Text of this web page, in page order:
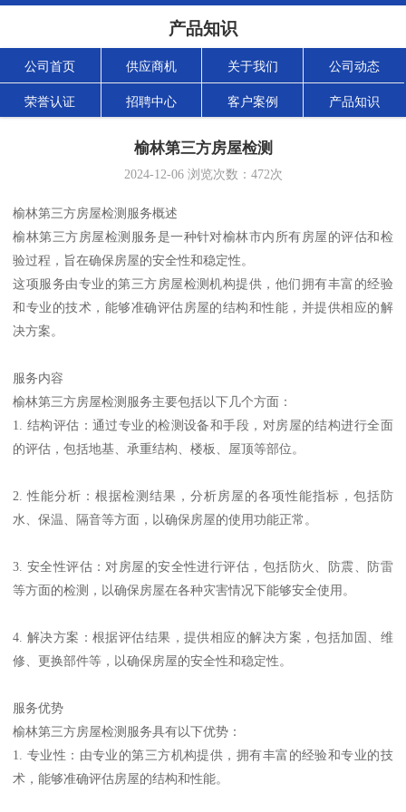
产品知识
公司首页 供应商机 关于我们 公司动态
荣誉认证 招聘中心 客户案例 产品知识
榆林第三方房屋检测
2024-12-06浏览次数： 472次
榆林第三方房屋检测服务概述
榆林第三方房屋检测服务是一种针对榆林市内所有房屋的评估和检
验过程，旨在确保房屋的安全性和稳定性。
这项服务由专业的第三方房屋检测机构提供，他们拥有丰富的经验
和专业的技术，能够准确评估房屋的结构和性能，并提供相应的解
决方案。
服务内容
榆林第三方房屋检测服务主要包括以下几个方面：
1. 结构评估：通过专业的检测设备和手段，对房屋的结构进行全面
的评估，包括地基、承重结构、楼板、屋顶等部位。
2. 性能分析：根据检测结果，分析房屋的各项性能指标，包括防
水、保温、隔音等方面，以确保房屋的使用功能正常。
3. 安全性评估：对房屋的安全性进行评估，包括防火、防震、防雷
等方面的检测，以确保房屋在各种灾害情况下能够安全使用。
4. 解决方案：根据评估结果，提供相应的解决方案，包括加固、维
修、更换部件等，以确保房屋的安全性和稳定性。
服务优势
榆林第三方房屋检测服务具有以下优势：
1. 专业性：由专业的第三方机构提供，拥有丰富的经验和专业的技
术，能够准确评估房屋的结构和性能。